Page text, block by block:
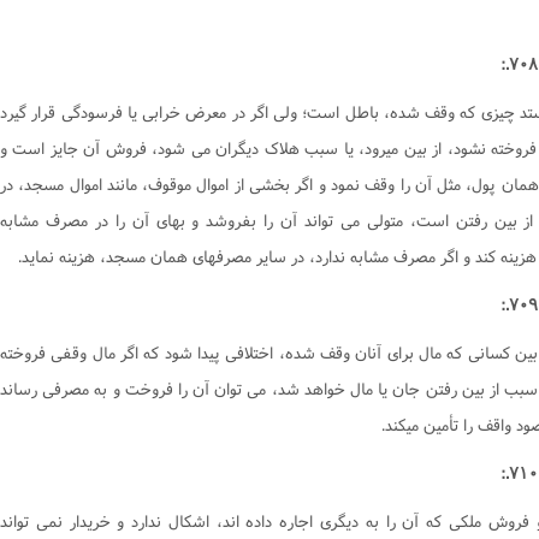
و ارث
کسب های حرام
فرقه ها
و تشریح
و آشامیدنى‌ها
از گناهان
طهارت
کتاب هبه
کتاب سبق و رمایه
کتاب وصیّت
کتاب نکاح
کتاب طلاق
کتاب ایلاء
کتاب جعاله
چیزی که وقف شده، باطل است؛ ولی اگر در معرض خرابی یا فرسودگی قرار گیرد
فروخته نشود، از بین میرود، یا سبب هلاک دیگران می شود، فروش آن جایز است و
همان پول، مثل آن را وقف نمود و اگر بخشی از اموال موقوف، مانند اموال مسجد، در
بین رفتن است، متولی می تواند آن را بفروشد و بهای آن را در مصرف مشابه
کند و اگر مصرف مشابه ندارد، در سایر مصرفهای همان مسجد، هزینه نماید.
کسانی که مال برای آنان وقف شده، اختلافی پیدا شود که اگر مال وقفی فروخته
از بین رفتن جان یا مال خواهد شد، می توان آن را فروخت و به مصرفی رساند
واقف را تأمین میکند.
فروش ملکی که آن را به دیگری اجاره داده اند، اشکال ندارد و خریدار نمی تواند